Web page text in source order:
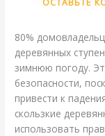
ОСТАВЬТЕ
80%
деревянных
зимнюю погоду.
безопасности,
привести к
скользкие
использовать